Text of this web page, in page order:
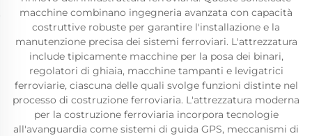
macchine combinano ingegneria avanzata con capacità
costruttive robuste per garantire l'installazione e la
manutenzione precisa dei sistemi ferroviari. L'attrezzatura
include tipicamente macchine per la posa dei binari,
regolatori di ghiaia, macchine tampanti e levigatrici
ferroviarie, ciascuna delle quali svolge funzioni distinte nel
processo di costruzione ferroviaria. L'attrezzatura moderna
per la costruzione ferroviaria incorpora tecnologie
all'avanguardia come sistemi di guida GPS, meccanismi di